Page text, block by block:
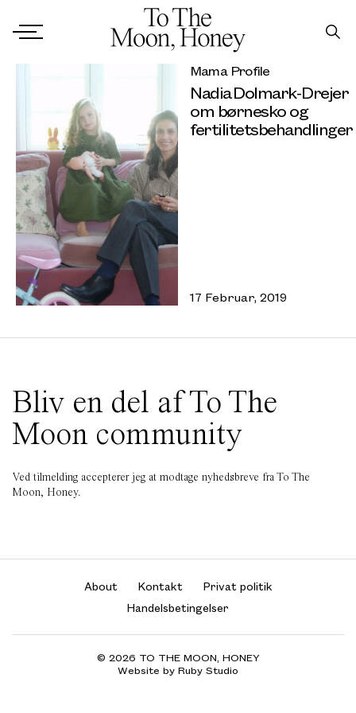
Mama Profile
Nadia Dolmark-Drejer
om børnesko og
fertilitetsbehandlinger
17 Februar, 2019
Bliv en del af To The
Moon community
Ved tilmelding accepterer jeg at modtage nyhedsbreve fra To The
Moon, Honey.
About Kontakt
Privat politik
Handelsbetingelser
© 2026 TO THE MOON, HONEY
Website by Ruby Studio